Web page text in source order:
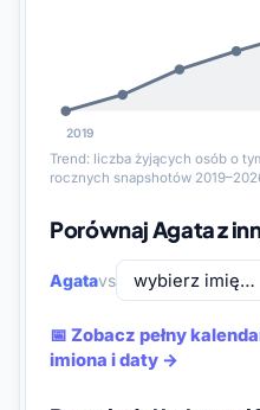
2019
Trend: liczba żyjących osób o
rocznych snapshotów
Porównaj Agata z
Agatavs
📅 Zobacz pełny
imiona i daty →